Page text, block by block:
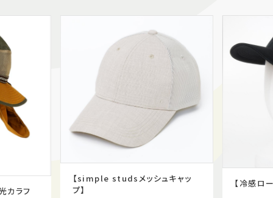
カラフ
【simple studsメッシュキャッ
プ】
【冷感ロ